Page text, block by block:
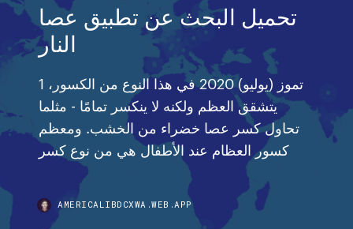
تحميل البحث عن تطبيق عصا
النار
1 تموز (يوليو) 2020 في هذا النوع من الكسور،
يتشقق العظم ولكنه لا ينكسر تمامًا - مثلما
تحاول كسر عصا خضراء من الخشب. ومعظم
AMERICALIBDCXWA.WEB.APP